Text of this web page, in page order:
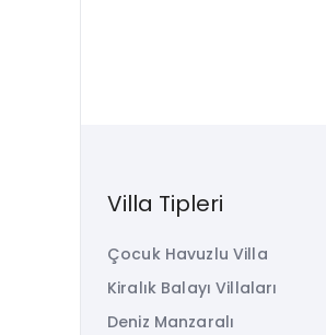
Villa Tipleri
Çocuk Havuzlu Villa
Kiralık Balayı Villaları
Deniz Manzaralı